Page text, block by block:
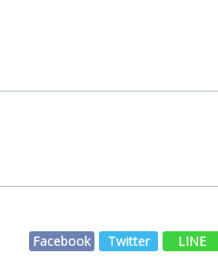
Facebook Twitter LINE